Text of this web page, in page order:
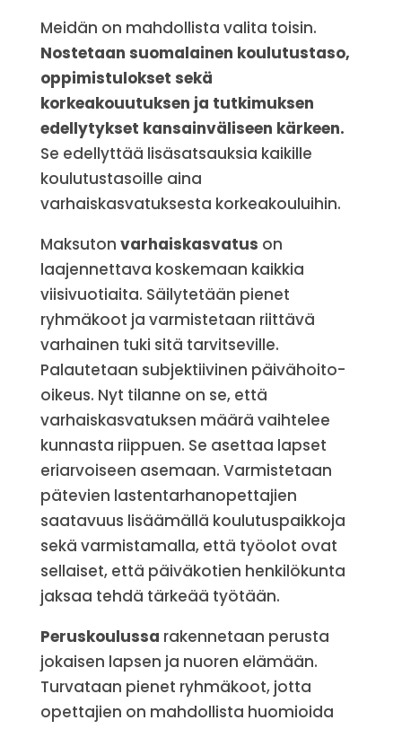
Meidän on mahdollista valita toisin.
Nostetaan suomalainen koulutustaso,
oppimistulokset sekä
korkeakouutuksen ja tutkimuksen
edellytykset kansainväliseen kärkeen.
Se edellyttää lisäsatsauksia kaikille
koulutustasoille aina
varhaiskasvatuksesta korkeakouluihin.
Maksuton varhaiskasvatus on
laajennettava koskemaan kaikkia
viisivuotiaita. Säilytetään pienet
ryhmäkoot ja varmistetaan riittävä
varhainen tuki sitä tarvitseville.
Palautetaan subjektiivinen päivähoito-
oikeus. Nyt tilanne on se, että
varhaiskasvatuksen määrä vaihtelee
kunnasta riippuen. Se asettaa lapset
eriarvoiseen asemaan. Varmistetaan
pätevien lastentarhanopettajien
saatavuus lisäämällä koulutuspaikkoja
sekä varmistamalla, että työolot ovat
sellaiset, että päiväkotien henkilökunta
jaksaa tehdä tärkeää työtään.
Peruskoulussa rakennetaan perusta
jokaisen lapsen ja nuoren elämään.
Turvataan pienet ryhmäkoot, jotta
opettajien on mahdollista huomioida